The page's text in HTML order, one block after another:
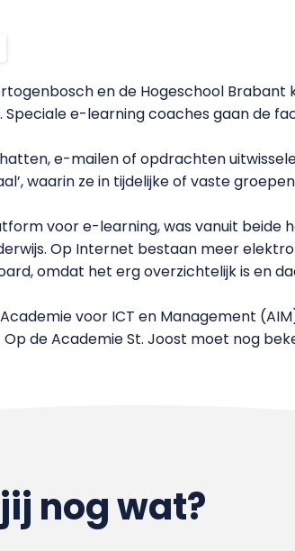
en de Hogeschool Brabant
e-learning coaches gaan de
e-mailen of opdrachten
waarin ze in tijdelijke of vaste
voor e-learning, was vanuit beide
Op Internet bestaan meer
omdat het erg overzichtelijk is en
voor ICT en Management
de Academie St. Joost moet nog
nog wat?